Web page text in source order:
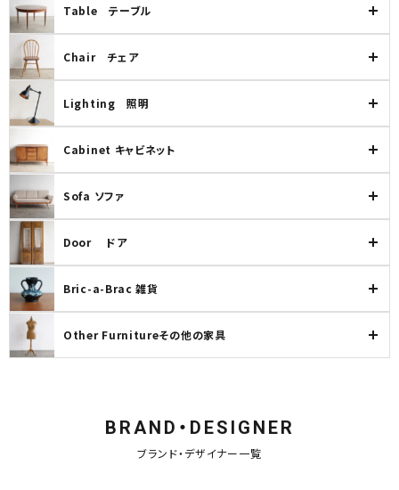
Table テーブル
Chair チェア
Lighting 照明
Cabinet キャビネット
Sofa ソファ
Door ドア
Bric-a-Brac 雑貨
Other Furnitureその他の家具
BRAND・DESIGNER
ブランド・デザイナー一覧